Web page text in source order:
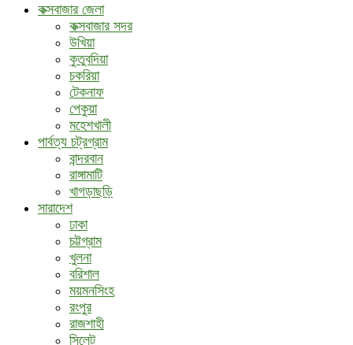
কক্সবাজার জেলা
কক্সবাজার সদর
উখিয়া
কুতুবদিয়া
চকরিয়া
টেকনাফ
পেকুয়া
মহেশখালী
পার্বত্য চট্রগ্রাম
বান্দরবান
রাঙ্গামাটি
খাগড়াছড়ি
সারাদেশ
ঢাকা
চট্টগ্রাম
খুলনা
বরিশাল
ময়মনসিংহ
রংপুর
রাজশাহী
সিলেট